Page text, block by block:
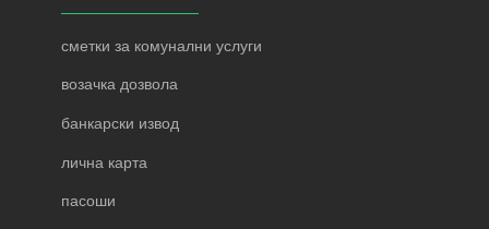
сметки за комунални услуги
возачка дозвола
банкарски извод
лична карта
пасоши